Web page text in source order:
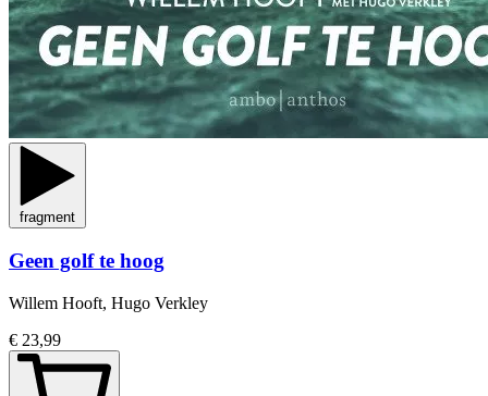
fragment
Geen golf te hoog
Willem Hooft, Hugo Verkley
€ 23,99